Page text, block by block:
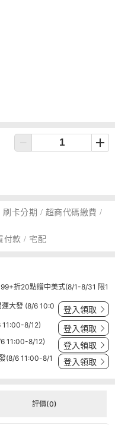
卡分期 / 超商代碼繳費 /
付款 / 宅配
折20點贈中美式(8/1-8/31 限1
大發 (8/6 10:0
登入領取
8/12) 登入領取
11:00-8/12) 登入領取
(8/6 11:00-8/1
登入領取
評價(0)